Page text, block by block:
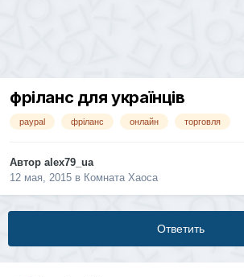
фріланс для українців
paypal фріланс онлайн торговля
Автор alex79_ua
12 мая, 2015 в Комната Хаоса
Ответить